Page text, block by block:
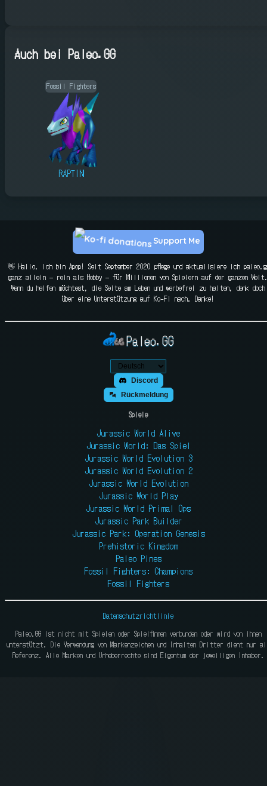
Auch bei Paleo.GG
Fossil Fighters
RAPTIN
👋 Hallo, ich bin Apop! Seit September 2020 pflege und aktualisiere ich
ganz allein — rein als Hobby — für Millionen von Spielern auf der ganzen
Wenn du helfen möchtest, die Seite am Leben und werbefrei zu halten, denk doch
über eine Unterstützung auf Ko-Fi nach. Danke!
Support Me
Paleo.GG
Discord
Rückmeldung
Spiele
Jurassic World Alive
Jurassic World: Das Spiel
Jurassic World Evolution 3
Jurassic World Evolution 2
Jurassic World Evolution
Jurassic World Play
Jurassic World Primal Ops
Jurassic Park Builder
Jurassic Park: Operation Genesis
Prehistoric Kingdom
Paleo Pines
Fossil Fighters: Champions
Fossil Fighters
Paleo.GG ist nicht mit Spielen oder Spielfirmen verbunden oder wird von ihnen
unterstützt. Die Verwendung von Markenzeichen und Inhalten Dritter dient nur
Referenz. Alle Marken und Urheberrechte sind Eigentum der jeweiligen Inhaber.
Datenschutzrichtlinie